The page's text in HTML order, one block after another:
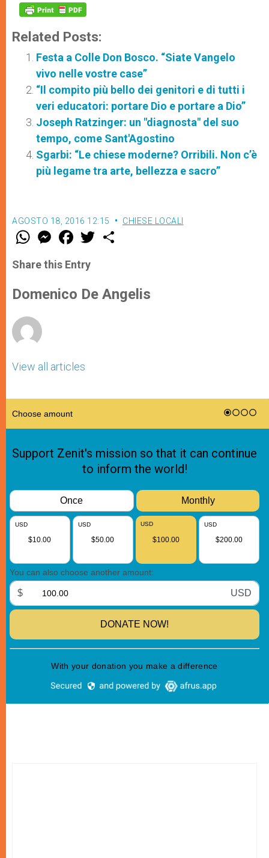
Related Posts:
Festa a Colle Don Bosco. “Siate Vangelo
vivo nelle vostre case”
“Il compito più bello dei genitori e di tutti i
veri educatori: portare Dio e portare a Dio”
Joseph Ratzinger: un "diagnosta" del suo
tempo, come Sant'Agostino
Sgarbi: “Le chiese moderne? Orribili. Non c’è
più legame tra arte, bellezza e sacro”
AGOSTO 18, 2016 12:15 CHIESE LOCALI
W
t
s
p
p
M
e
s
e
g
e
F
a
e
b
o
k
w
r
Share this Entry
Domenico De Angelis
View all articles